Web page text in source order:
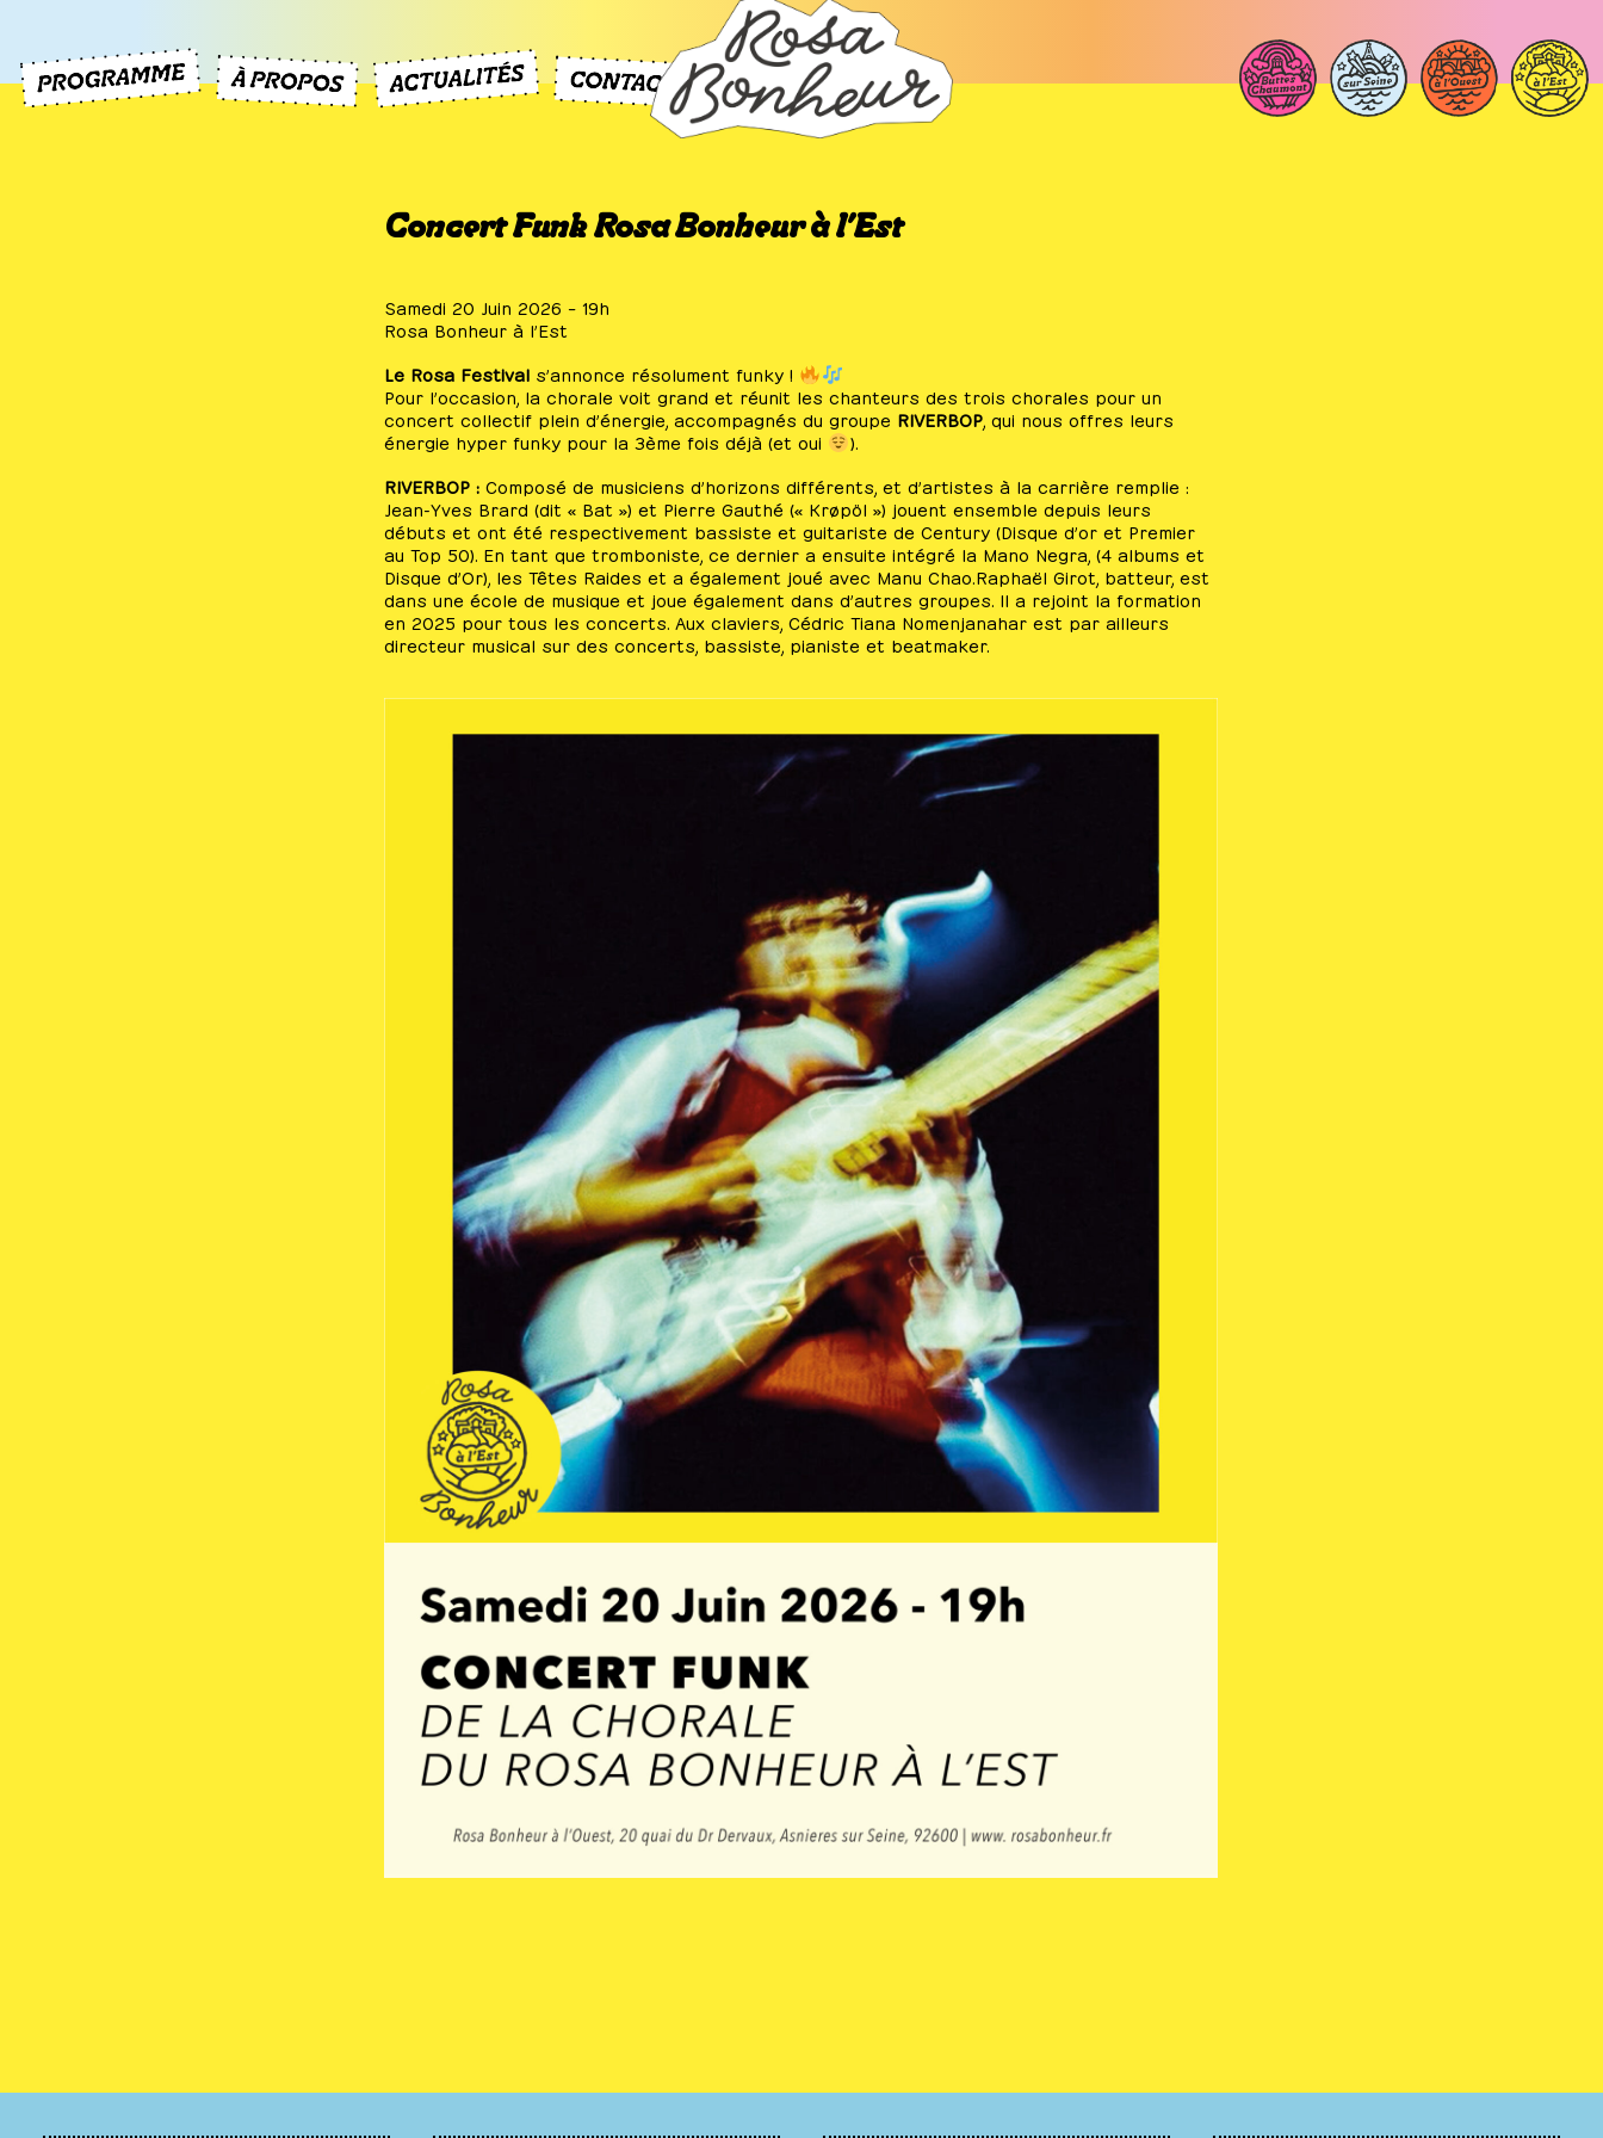
Concert Funk Rosa Bonheur à l’Est
Samedi 20 Juin 2026 – 19h
Rosa Bonheur à l’Est
Le Rosa Festival s’annonce résolument funky !
Pour l’occasion, la chorale voit grand et réunit les chanteurs des trois chorales pour un
concert collectif plein d’énergie, accompagnés du groupe RIVERBOP , qui nous offres leurs
énergie hyper funky pour la 3ème fois déjà (et oui
).
RIVERBOP : Composé de musiciens d’horizons différents, et d’artistes à la carrière remplie :
Jean-Yves Brard (dit « Bat ») et Pierre Gauthé (« Krøpöl ») jouent ensemble depuis leurs
débuts et ont été respectivement bassiste et guitariste de Century (Disque d’or et Premier
au Top 50). En tant que tromboniste, ce dernier a ensuite intégré la Mano Negra, (4 albums et
Disque d’Or), les Têtes Raides et a également joué avec Manu Chao.Raphaël Girot, batteur, est
dans une école de musique et joue également dans d’autres groupes. Il a rejoint la formation
en 2025 pour tous les concerts. Aux claviers, Cédric Tiana Nomenjanahar est par ailleurs
directeur musical sur des concerts, bassiste, pianiste et beatmaker.